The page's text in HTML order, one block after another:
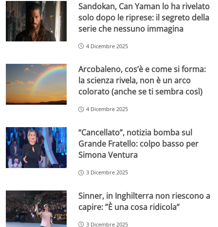
Sandokan, Can Yaman lo ha rivelato
solo dopo le riprese: il segreto della
serie che nessuno immagina
4 Dicembre 2025
Arcobaleno, cos’è e come si forma:
la scienza rivela, non è un arco
colorato (anche se ti sembra così)
4 Dicembre 2025
“Cancellato”, notizia bomba sul
Grande Fratello: colpo basso per
Simona Ventura
3 Dicembre 2025
Sinner, in Inghilterra non riescono a
capire: ”È una cosa ridicola”
3 Dicembre 2025